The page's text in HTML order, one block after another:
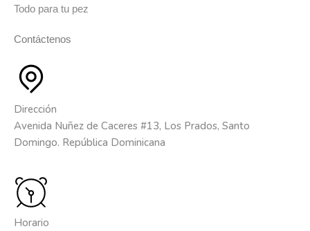
Todo para tu pez
Contáctenos
Dirección
Avenida Nuñez de Caceres #13, Los Prados, Santo
Domingo. República Dominicana
Horario